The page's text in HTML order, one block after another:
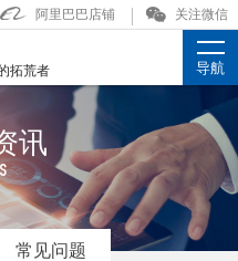
阿里巴巴店铺 关注微信
拓荒者 导航
讯
常见问题